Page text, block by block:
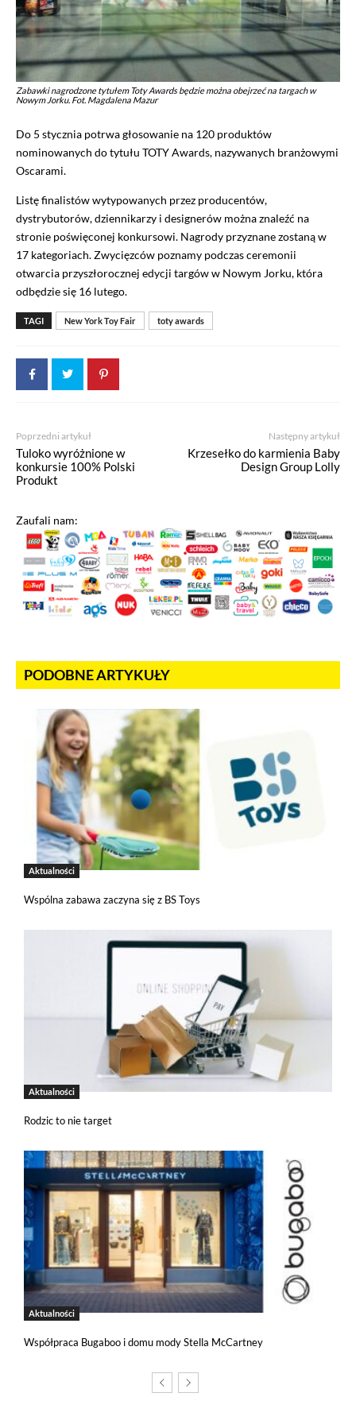
Zabawki nagrodzone tytułem Toty Awards będzie można obejrzeć na targach w
Nowym Jorku. Fot. Magdalena Mazur
Do 5 stycznia potrwa głosowanie na 120 produktów
nominowanych do tytułu TOTY Awards, nazywanych branżowymi
Oscarami.
Listę finalistów wytypowanych przez producentów,
dystrybutorów, dziennikarzy i designerów można znaleźć na
stronie poświęconej konkursowi. Nagrody przyznane zostaną w
17 kategoriach. Zwycięzców poznamy podczas ceremonii
otwarcia przyszłorocznej edycji targów w Nowym Jorku, która
odbędzie się 16 lutego.
TAGI New York Toy Fair toty awards
Poprzedni artykuł
Tuloko wyróżnione w
konkursie 100% Polski
Produkt
Następny artykuł
Krzesełko do karmienia Baby
Design Group Lolly
Zaufali nam:
PODOBNE ARTYKUŁY
Aktualności
Wspólna zabawa zaczyna się z BS Toys
Aktualności
Rodzic to nie target
Aktualności
Współpraca Bugaboo i domu mody Stella McCartney
Jeżeli tutaj zaglądasz, to znak, że cenisz swoją prywatność.
Wychodząc naprzeciw Twoim oczekiwaniom, na tej stronie został
wdrożony mechanizm, który pozwala Ci kontrolować
wykorzystywanie plików cookies oraz innych technologii
śledzących.
Pliki cookies własne wykorzystywane są na tej stronie w celu
zapewnienia prawidłowego działania poszczególnych funkcji
strony a pliki cookies podmiotów trzecich w celu korzystania
z narzędzi zewnętrznych na zasadach opisanych szczegółowo
w
polityce prywatności .
Jeżeli chcesz zaakceptować wszystkie stosowane przez tutaj pliki
cookies, kliknij w poniższy przycisk.
Akceptuję wszystkie pliki cookies